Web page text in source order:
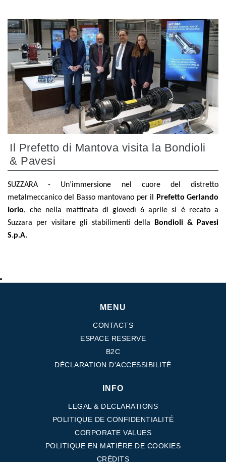
Il Prefetto di Mantova visita la Bondioli
& Pavesi
SUZZARA - Un’immersione nel cuore del distretto
metalmeccanico del Basso mantovano per il
Prefetto Gerlando
Iorio, che nella mattinata di giovedì 6 aprile si è recato a
Suzzara per visitare gli stabilimenti della
Bondioli & Pavesi
S.p.A.
MENU
CONTACTS
ESPACE RESERVE
B2C
DÉCLARATION D'ACCESSIBILITÉ
INFO
LEGAL & DECLARATIONS
POLITIQUE DE CONFIDENTIALITÉ
CORPORATE VALUES
POLITIQUE EN MATIÈRE DE COOKIES
CRÉDITS